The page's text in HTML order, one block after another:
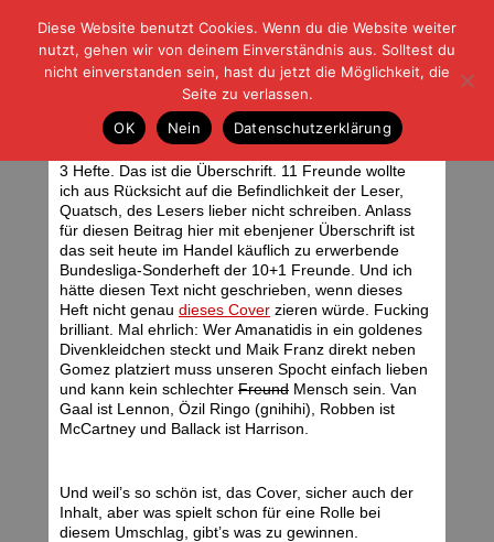
| | |BLOG-GFußball und der Rest
HOME|REGELN|IMPRESSUM |DATENSCHUTZ
3 Hefte
Donnerstag, 29.07.10 | 05:15 Uhr
3 Hefte. Das ist die Überschrift. 11 Freunde wollte
ich aus Rücksicht auf die Befindlichkeit der Leser,
Quatsch, des Lesers lieber nicht schreiben. Anlass
für diesen Beitrag hier mit ebenjener Überschrift ist
das seit heute im Handel käuflich zu erwerbende
Bundesliga-Sonderheft der 10+1 Freunde. Und ich
hätte diesen Text nicht geschrieben, wenn dieses
Heft nicht genau dieses Cover zieren würde. Fucking
brilliant. Mal ehrlich: Wer Amanatidis in ein goldenes
Divenkleidchen steckt und Maik Franz direkt neben
Gomez platziert muss unseren Spocht einfach lieben
und kann kein schlechter Freund Mensch sein. Van
Gaal ist Lennon, Özil Ringo (gnihihi), Robben ist
McCartney und Ballack ist Harrison.
Und weil’s so schön ist, das Cover, sicher auch der
Inhalt, aber was spielt schon für eine Rolle bei
diesem Umschlag, gibt’s was zu gewinnen.
Diese Website benutzt Cookies. Wenn du die Website weiter
nutzt, gehen wir von deinem Einverständnis aus. Solltest du
nicht einverstanden sein, hast du jetzt die Möglichkeit, die
Seite zu verlassen.
OK
Nein Datenschutzerklärung